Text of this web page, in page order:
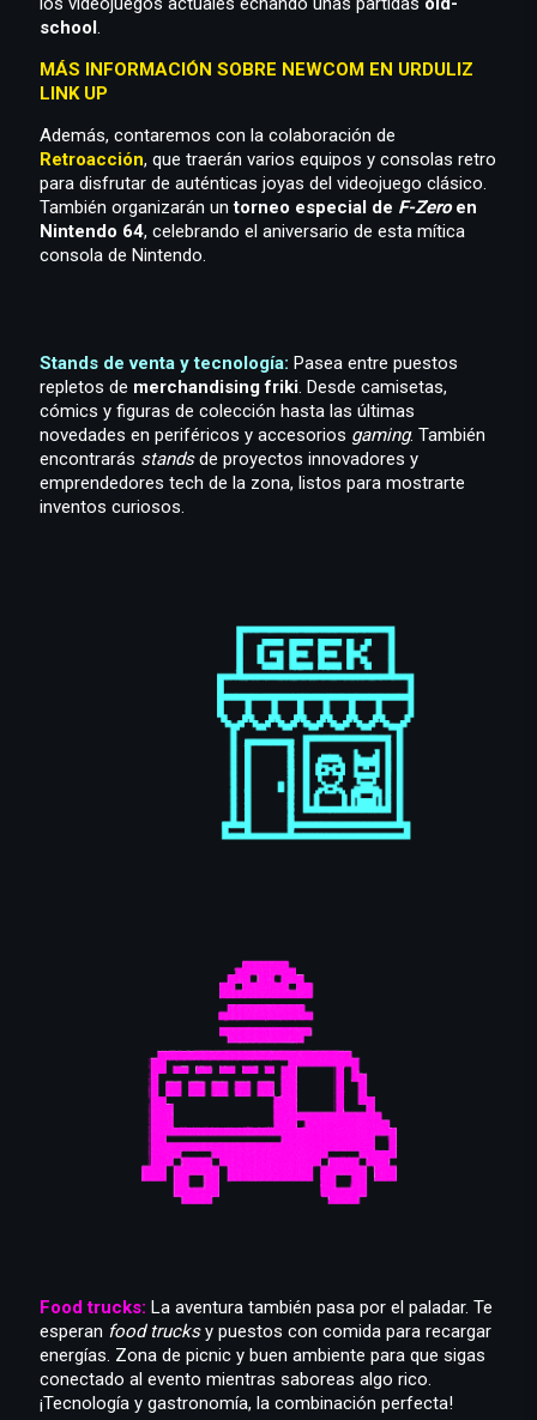
school.
MÁS INFORMACIÓN SOBRE NEWCOM EN URDULIZ
LINK UP
Además, contaremos con la colaboración de
Retroacción, que traerán varios equipos y consolas retro
para disfrutar de auténticas joyas del videojuego clásico.
También organizarán untorneo especial de F-Zeroen
Nintendo 64, celebrando el aniversario de esta mítica
consola de Nintendo.
Stands de venta y tecnología: Pasea entre puestos
repletos de merchandising friki. Desde camisetas,
cómics y figuras de colección hasta las últimas
novedades en periféricos y accesorios gaming. También
encontrarás standsde proyectos innovadores y
emprendedores tech de la zona, listos para mostrarte
inventos curiosos.
Food trucks: La aventura también pasa por el paladar. Te
esperan food trucksy puestos con comida para recargar
energías. Zona de picnic y buen ambiente para que sigas
conectado al evento mientras saboreas algo rico.
¡Tecnología y gastronomía, la combinación perfecta!